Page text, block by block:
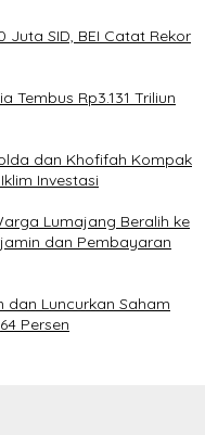
Juta SID, BEI Catat Rekor
Tembus Rp3.131 Triliun
dan Khofifah Kompak
Investasi
Lumajang Beralih ke
dan Pembayaran
dan Luncurkan Saham
Persen